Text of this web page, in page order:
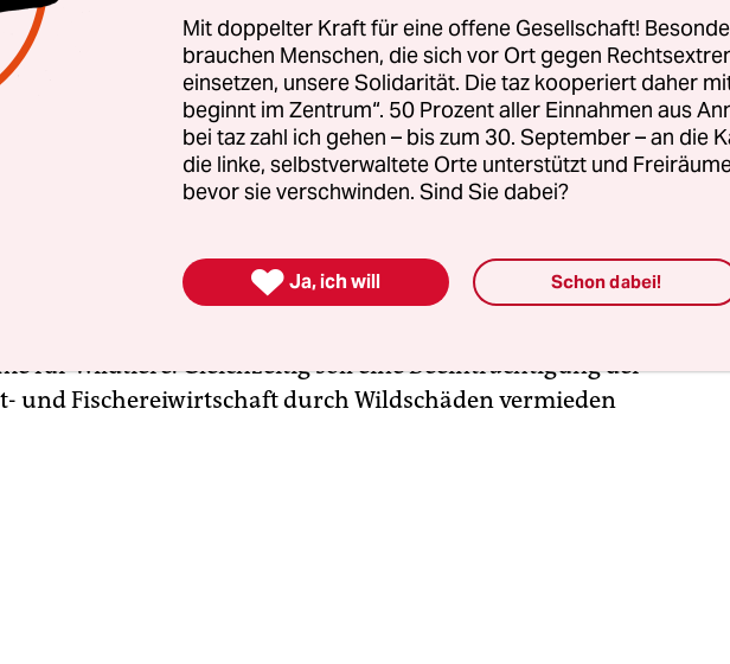
Obwohl die Länder lediglich von ihrer
Gebrauch machen, die sie auf Grund der
seit 2006 besitzen, sind die Debatten zu diesen
durch eine hohe Emotionalität.
hat die Jagd vor allem eine dienende
Verhältnissen angepassten artenreichen und
sowie die Pflege und Sicherung seiner
für Wildtiere. Gleichzeitig soll eine Beeinträchtigung der
und Fischereiwirtschaft durch Wildschäden vermieden
Mit doppelter Kraft für eine offene Gesellschaft!
brauchen Menschen, die sich vor Ort gegen
einsetzen, unsere Solidarität. Die taz kooperiert daher
beginnt im Zentrum“. 50 Prozent aller Einnahmen aus
bei taz zahl ich gehen – bis zum 30. September – an die
die linke, selbstverwaltete Orte unterstützt und
bevor sie verschwinden. Sind Sie dabei?
 Ja, ich will Schon dabei!